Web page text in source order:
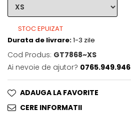
STOC EPUIZAT
Durata de livrare:1-3 zile
Cod Produs: GT7868~XS
Ai nevoie de ajutor? 0765.949.946
ADAUGA LA FAVORITE
CERE INFORMATII